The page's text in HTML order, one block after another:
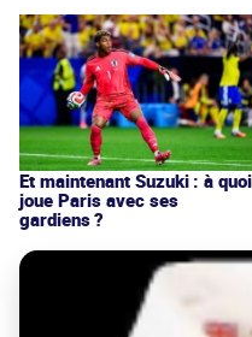
Et maintenant Suzuki : à quoi
joue Paris avec ses
gardiens ?